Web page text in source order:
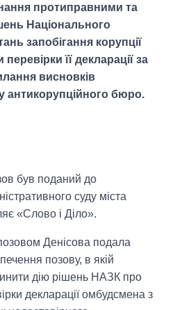
протиправними та
Національного
запобігання корупції
її декларації за
висновків
антикорупційного бюро.
був поданий до
суду міста
«Слово і Діло».
Денісова подала
позову, в якій
дію рішень НАЗК про
декларації омбудсмена з